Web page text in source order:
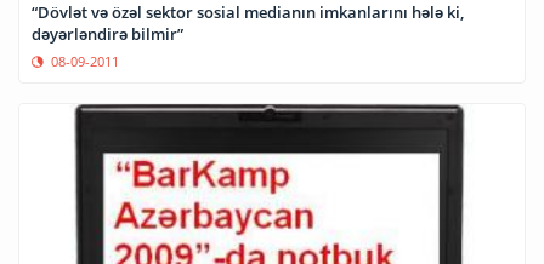
“Dövlət və özəl sektor sosial medianın imkanlarını hələ ki,
dəyərləndirə bilmir”
08-09-2011